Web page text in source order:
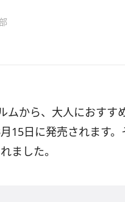
ムから、大人におすす
15日に発売されます
ました。